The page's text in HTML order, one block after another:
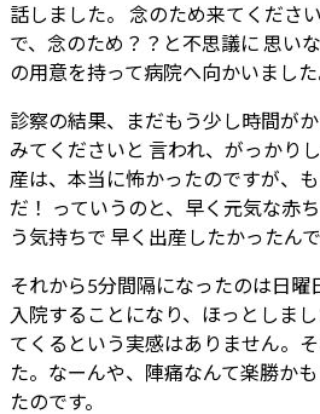
話しました。 念のため来てくださ
で、念のため？？と不思議に 思い
の用意を持って病院へ向かいました
診察の結果、まだもう少し時間が
みてくださいと 言われ、がっかり
産は、本当に怖かったのですが、
だ！ っていうのと、早く元気な赤
う気持ちで 早く出産したかったんで
それから5分間隔になったのは日曜
入院することになり、ほっとしま
てくるという実感はありません。
た。なーんや、陣痛なんて楽勝か
たのです。